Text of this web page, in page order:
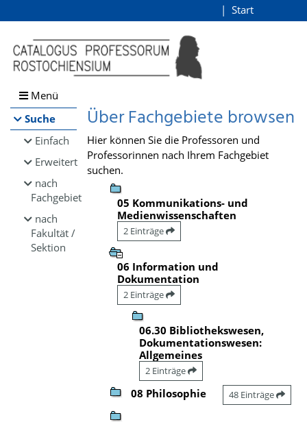
Browsen
direkt zum Inhalt
Start
Menü
Suche
Einfach
Erweitert
nach
Fachgebiet
nach
Fakultät /
Sektion
Über Fachgebiete browsen
Hier können Sie die Professoren und
Professorinnen nach Ihrem Fachgebiet
suchen.
05 Kommunikations- und
Medienwissenschaften
2 Einträge
06 Information und
Dokumentation
2 Einträge
06.30 Bibliothekswesen,
Dokumentationswesen:
Allgemeines
2 Einträge
08 Philosophie 48 Einträge